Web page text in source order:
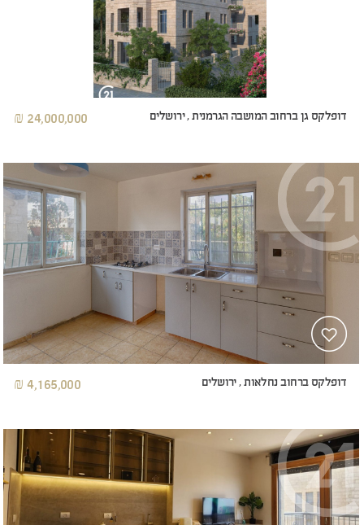
דופלקס גן ברחוב המושבה הגרמנית , ירושלים 24,000,000 ₪
דופלקס ברחוב נחלאות , ירושלים 4,165,000 ₪